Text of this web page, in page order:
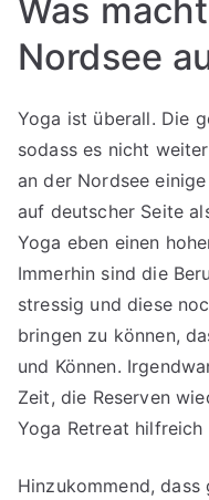
Was
Nordsee
Yoga ist überall. Die
sodass es nicht
an der Nordsee
auf deutscher Seite
Yoga eben einen
Immerhin sind die
stressig und diese
bringen zu können,
und Können.
Zeit, die Reserven
Yoga Retreat hilfreich
Hinzukommend,